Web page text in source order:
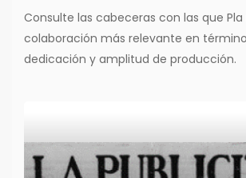
Consulte las cabeceras con las que
colaboración más relevante en
dedicación y amplitud de producción.